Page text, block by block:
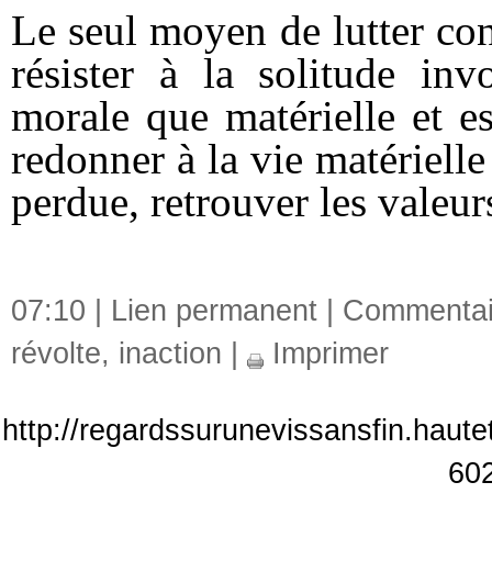
Le seul moyen de lutter
résister à la solitude
morale que matérielle et
redonner à la vie
perdue, retrouver les
07:10 | Lien permanent
révolte, inaction Imprimer
http://